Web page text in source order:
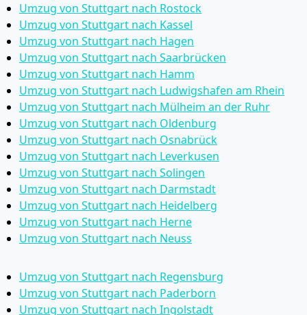
Umzug von Stuttgart nach Rostock
Umzug von Stuttgart nach Kassel
Umzug von Stuttgart nach Hagen
Umzug von Stuttgart nach Saarbrücken
Umzug von Stuttgart nach Hamm
Umzug von Stuttgart nach Ludwigshafen am Rhein
Umzug von Stuttgart nach Mülheim an der Ruhr
Umzug von Stuttgart nach Oldenburg
Umzug von Stuttgart nach Osnabrück
Umzug von Stuttgart nach Leverkusen
Umzug von Stuttgart nach Solingen
Umzug von Stuttgart nach Darmstadt
Umzug von Stuttgart nach Heidelberg
Umzug von Stuttgart nach Herne
Umzug von Stuttgart nach Neuss
Umzug von Stuttgart nach Regensburg
Umzug von Stuttgart nach Paderborn
Umzug von Stuttgart nach Ingolstadt